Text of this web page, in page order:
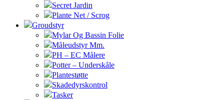
Secret Jardin
Plante Net / Scrog
Groudstyr
Mylar Og Bassin Folie
Måleudstyr Mm.
PH – EC Målere
Potter – Underskåle
Plantestøtte
Skadedyrskontrol
Tasker